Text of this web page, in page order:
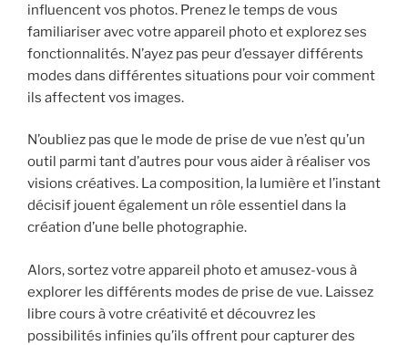
influencent vos photos. Prenez le temps de vous
familiariser avec votre appareil photo et explorez ses
fonctionnalités. N’ayez pas peur d’essayer différents
modes dans différentes situations pour voir comment
ils affectent vos images.
N’oubliez pas que le mode de prise de vue n’est qu’un
outil parmi tant d’autres pour vous aider à réaliser vos
visions créatives. La composition, la lumière et l’instant
décisif jouent également un rôle essentiel dans la
création d’une belle photographie.
Alors, sortez votre appareil photo et amusez-vous à
explorer les différents modes de prise de vue. Laissez
libre cours à votre créativité et découvrez les
possibilités infinies qu’ils offrent pour capturer des